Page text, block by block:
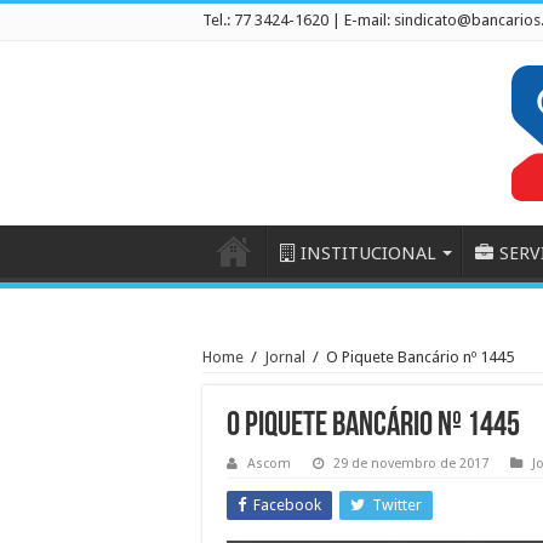
Tel.: 77 3424-1620 | E-mail:
INSTITUCIONAL
Home / Jornal / O Piquete Bancário nº 1445
O Piquete Bancário nº 1445
Ascom 29 de novembro de 2017
Facebook Twitter